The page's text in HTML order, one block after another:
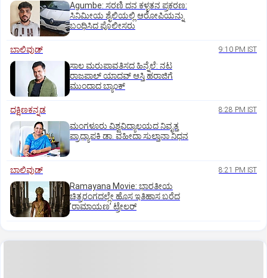
Agumbe: ಸರಣಿ ದನ ಕಳ್ಳತನ ಪ್ರಕರಣ:
ಸಿನಿಮೀಯ ಶೈಲಿಯಲ್ಲಿ ಆರೋಪಿಯನ್ನು
ಬಂಧಿಸಿದ ಪೊಲೀಸರು
ಬಾಲಿವುಡ್‌ 9:10 PM IST
ಸಾಲ ಮರುಪಾವತಿಸದ ಹಿನ್ನೆಲೆ: ನಟ
ರಾಜಪಾಲ್ ಯಾದವ್‌ ಆಸ್ತಿ ಹರಾಜಿಗೆ
ಮುಂದಾದ ಬ್ಯಾಂಕ್
ದಕ್ಷಿಣಕನ್ನಡ 8:28 PM IST
ಮಂಗಳೂರು ವಿಶ್ವವಿದ್ಯಾಲಯದ ನಿವೃತ್ತ
ಪ್ರಾಧ್ಯಾಪಕಿ ಡಾ. ವಹೀದಾ ಸುಲ್ತಾನಾ ನಿಧನ
ಬಾಲಿವುಡ್‌ 8:21 PM IST
Ramayana Movie: ಭಾರತೀಯ
ಚಿತ್ರರಂಗದಲ್ಲೇ ಹೊಸ ಇತಿಹಾಸ ಬರೆದ
ʼರಾಮಾಯಣʼ ಟ್ರೇಲರ್